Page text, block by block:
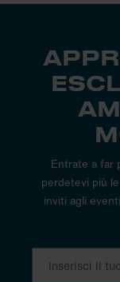
Entrate a far
perdetevi più
inviti agli